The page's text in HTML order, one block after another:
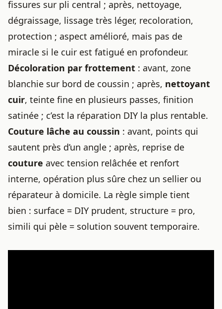
fissures sur pli central ; après, nettoyage,
dégraissage, lissage très léger, recoloration,
protection ; aspect amélioré, mais pas de
miracle si le cuir est fatigué en profondeur.
Décoloration par frottement : avant, zone
blanchie sur bord de coussin ; après, nettoyant
cuir, teinte fine en plusieurs passes, finition
satinée ; c’est la réparation DIY la plus rentable.
Couture lâche au coussin : avant, points qui
sautent près d’un angle ; après, reprise de
couture avec tension relâchée et renfort
interne, opération plus sûre chez un sellier ou
réparateur à domicile. La règle simple tient
bien : surface = DIY prudent, structure = pro,
simili qui pèle = solution souvent temporaire.